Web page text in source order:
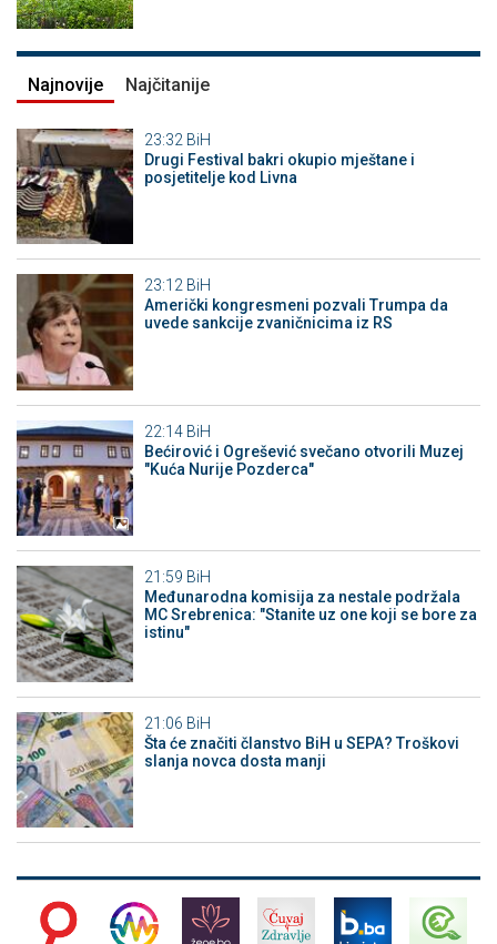
Najnovije Najčitanije
23:32 BiH
Drugi Festival bakri okupio mještane i
posjetitelje kod Livna
23:12 BiH
Američki kongresmeni pozvali Trumpa da
uvede sankcije zvaničnicima iz RS
22:14 BiH
Bećirović i Ogrešević svečano otvorili Muzej
"Kuća Nurije Pozderca"
21:59 BiH
Međunarodna komisija za nestale podržala
MC Srebrenica: "Stanite uz one koji se bore za
istinu"
21:06 BiH
Šta će značiti članstvo BiH u SEPA? Troškovi
slanja novca dosta manji